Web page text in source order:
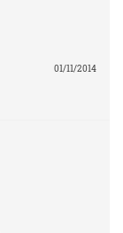
01/11/2014